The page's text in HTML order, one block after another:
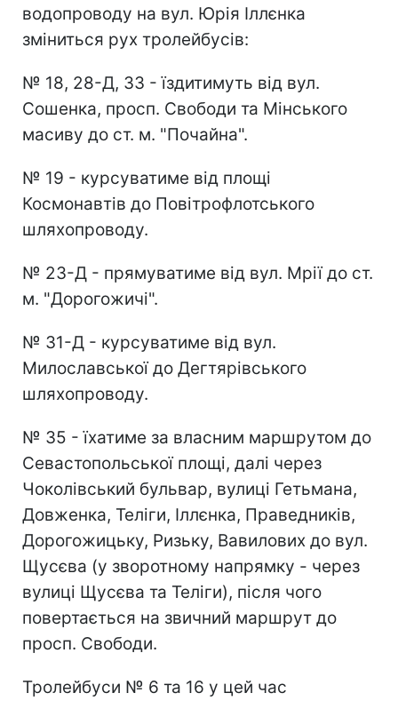
водопроводу на вул. Юрія Іллєнка
зміниться рух тролейбусів:
№ 18, 28-Д, 33 - їздитимуть від вул.
Сошенка, просп. Свободи та Мінського
масиву до ст. м. "Почайна".
№ 19 - курсуватиме від площі
Космонавтів до Повітрофлотського
шляхопроводу.
№ 23-Д - прямуватиме від вул. Мрії до ст.
м. "Дорогожичі".
№ 31-Д - курсуватиме від вул.
Милославської до Дегтярівського
шляхопроводу.
№ 35 - їхатиме за власним маршрутом до
Севастопольської площі, далі через
Чоколівський бульвар, вулиці Гетьмана,
Довженка, Теліги, Іллєнка, Праведників,
Дорогожицьку, Ризьку, Вавилових до вул.
Щусєва (у зворотному напрямку - через
вулиці Щусєва та Теліги), після чого
повертається на звичний маршрут до
просп. Свободи.
Тролейбуси № 6 та 16 у цей час